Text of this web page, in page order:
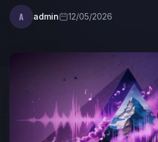
A admin 12/05/2026